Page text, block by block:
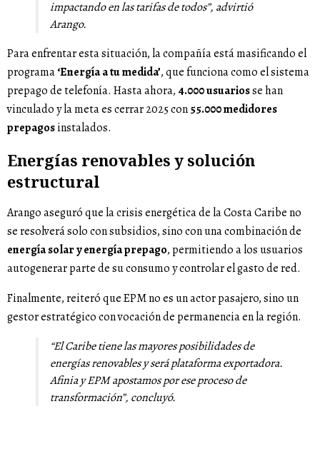
impactando en las tarifas de todos”, advirtió
Arango.
Para enfrentar esta situación, la compañía está masificando el
programa‘Energía a tu medida’, que funciona como el sistema
prepago de telefonía. Hasta ahora, 4.000 usuariosse han
vinculado y la meta es cerrar 2025 con55.000 medidores
prepagosinstalados.
Energías renovables y solución
estructural
Arango aseguró que la crisis energética de la Costa Caribe no
se resolverá solo con subsidios, sino con una combinación de
energía solar y energía prepago, permitiendo a los usuarios
autogenerar parte de su consumo y controlar el gasto de red.
Finalmente, reiteró que EPM no es un actor pasajero, sino un
gestor estratégico con vocación de permanencia en la región.
“El Caribe tiene las mayores posibilidades de
energías renovables y será plataforma exportadora.
Afinia y EPM apostamos por ese proceso de
transformación”, concluyó.